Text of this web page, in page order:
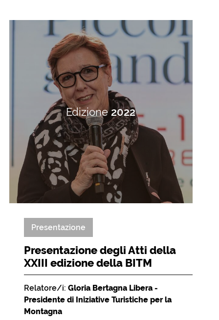
Edizione2022
Presentazione
Presentazione degli Atti della
XXIII edizione della BITM
Relatore/i: Gloria Bertagna Libera -
Presidente di Iniziative Turistiche per la
Montagna